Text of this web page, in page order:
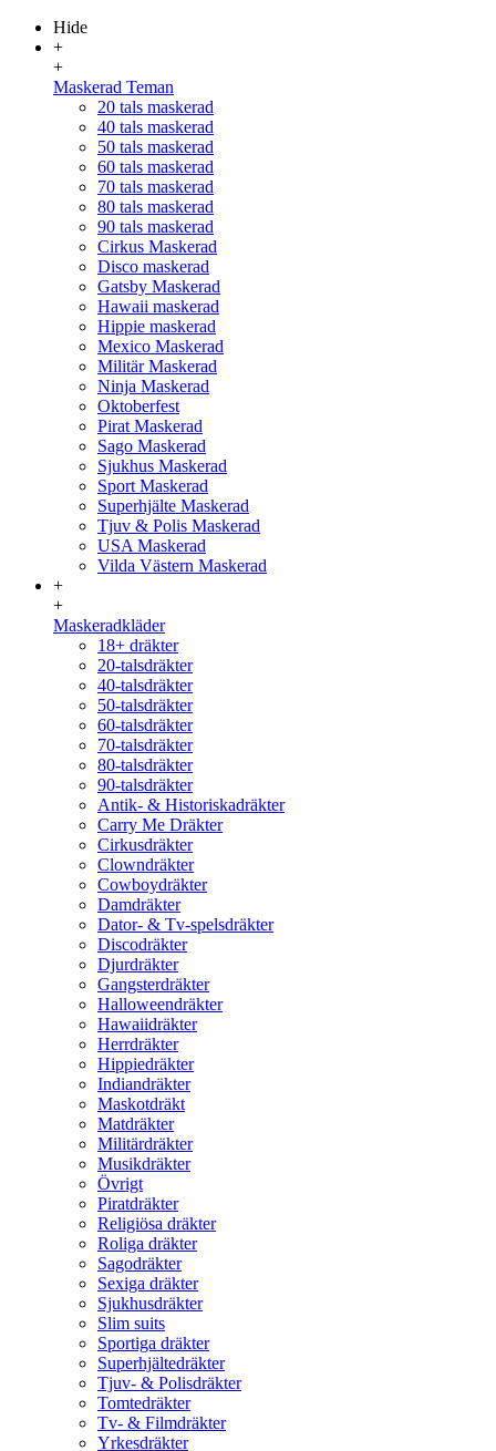
Hide
+
+
Maskerad Teman
20 tals maskerad
40 tals maskerad
50 tals maskerad
60 tals maskerad
70 tals maskerad
80 tals maskerad
90 tals maskerad
Cirkus Maskerad
Disco maskerad
Gatsby Maskerad
Hawaii maskerad
Hippie maskerad
Mexico Maskerad
Militär Maskerad
Ninja Maskerad
Oktoberfest
Pirat Maskerad
Sago Maskerad
Sjukhus Maskerad
Sport Maskerad
Superhjälte Maskerad
Tjuv & Polis Maskerad
USA Maskerad
Vilda Västern Maskerad
+
+
Maskeradkläder
18+ dräkter
20-talsdräkter
40-talsdräkter
50-talsdräkter
60-talsdräkter
70-talsdräkter
80-talsdräkter
90-talsdräkter
Antik- & Historiskadräkter
Carry Me Dräkter
Cirkusdräkter
Clowndräkter
Cowboydräkter
Damdräkter
Dator- & Tv-spelsdräkter
Discodräkter
Djurdräkter
Gangsterdräkter
Halloweendräkter
Hawaiidräkter
Herrdräkter
Hippiedräkter
Indiandräkter
Maskotdräkt
Matdräkter
Militärdräkter
Musikdräkter
Övrigt
Piratdräkter
Religiösa dräkter
Roliga dräkter
Sagodräkter
Sexiga dräkter
Sjukhusdräkter
Slim suits
Sportiga dräkter
Superhjältedräkter
Tjuv- & Polisdräkter
Tomtedräkter
Tv- & Filmdräkter
Yrkesdräkter